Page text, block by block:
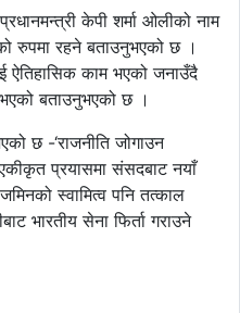
केपी शर्मा ओलीको नाम
रुपमा रहने बताउनुभएको छ ।
ऐतिहासिक काम भएको जनाउँदै
बताउनुभएको छ ।
छ -‘राजनीति जोगाउन
प्रयासमा संसदबाट नयाँ
स्वामित्व पनि तत्काल
भारतीय सेना फिर्ता गराउने